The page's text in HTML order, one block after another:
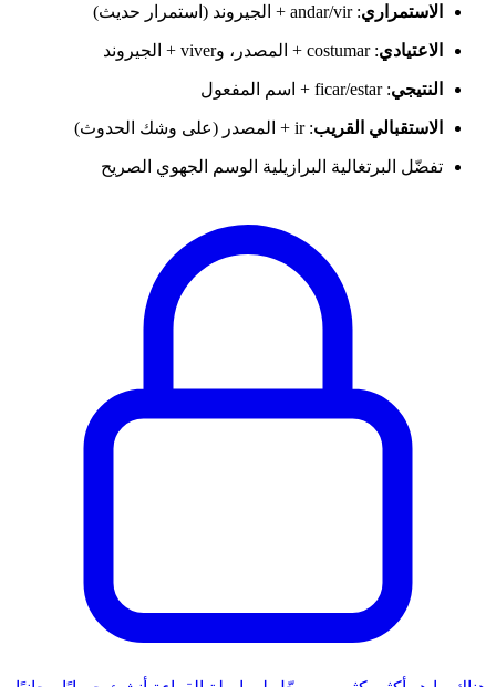
الاستمراري: andar/vir + الجيروند (استمرار حديث)
الاعتيادي: costumar + المصدر، وviver + الجيروند
النتيجي: ficar/estar + اسم المفعول
الاستقبالي القريب: ir + المصدر (على وشك الحدوث)
تفضّل البرتغالية البرازيلية الوسم الجهوي الصريح